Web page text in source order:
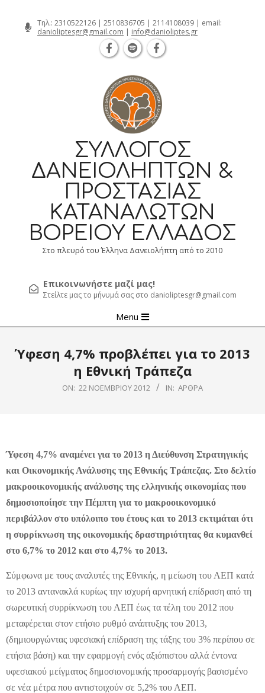
Τηλ.: 2310522126 | 2510836705 | 2114108039 | email:
danioliptesgr@gmail.com | info@danioliptes.gr
ΣΎΛΛΟΓΟΣ
ΔΑΝΕΙΟΛΗΠΤΏΝ &
ΠΡΟΣΤΑΣΊΑΣ
ΚΑΤΑΝΑΛΩΤΏΝ
ΒΟΡΕΊΟΥ ΕΛΛΆΔΟΣ
Στο πλευρό του Έλληνα Δανειολήπτη από το 2010
Επικοινωνήστε μαζί μας!
Στείλτε μας το μήνυμά σας στο danioliptesgr@gmail.com
Navigation
Menu
Ύφεση 4,7% προβλέπει για το 2013
η Εθνική Τράπεζα
ON: 22 ΝΟΕΜΒΡΊΟΥ 2012 IN: ΆΡΘΡΑ
Ύφεση 4,7% αναμένει για το 2013 η Διεύθυνση Στρατηγικής
και Οικονομικής Ανάλυσης της Εθνικής Τράπεζας. Στο δελτίο
μακροοικονομικής ανάλυσης της ελληνικής οικονομίας που
δημοσιοποίησε την Πέμπτη για το μακροοικονομικό
περιβάλλον στο υπόλοιπο του έτους και το 2013 εκτιμάται ότι
η συρρίκνωση της οικονομικής δραστηριότητας θα κυμανθεί
στο 6,7% το 2012 και στο 4,7% το 2013.
Σύμφωνα με τους αναλυτές της Εθνικής, η μείωση του ΑΕΠ κατά
το 2013 αντανακλά κυρίως την ισχυρή αρνητική επίδραση από τη
σωρευτική συρρίκνωση του ΑΕΠ έως τα τέλη του 2012 που
μεταφέρεται στον ετήσιο ρυθμό ανάπτυξης του 2013,
(δημιουργώντας υφεσιακή επίδραση της τάξης του 3% περίπου σε
ετήσια βάση) και την εφαρμογή ενός αξιόπιστου αλλά έντονα
υφεσιακού μείγματος δημοσιονομικής προσαρμογής βασισμένο
σε νέα μέτρα που αντιστοιχούν σε 5,2% του ΑΕΠ.